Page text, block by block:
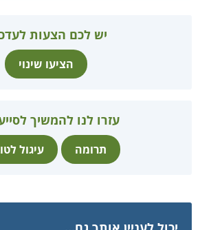
יש לכם הצעות
הציעו שינוי
עזרו לנו להמשיך
תרומה עיגול